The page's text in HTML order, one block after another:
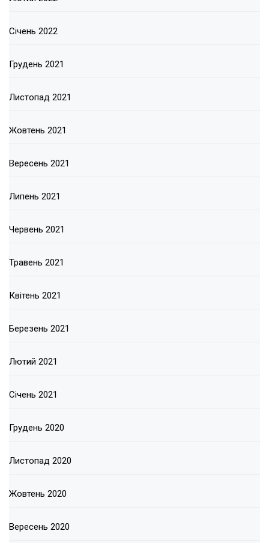
Січень 2022
Грудень 2021
Листопад 2021
Жовтень 2021
Вересень 2021
Липень 2021
Червень 2021
Травень 2021
Квітень 2021
Березень 2021
Лютий 2021
Січень 2021
Грудень 2020
Листопад 2020
Жовтень 2020
Вересень 2020